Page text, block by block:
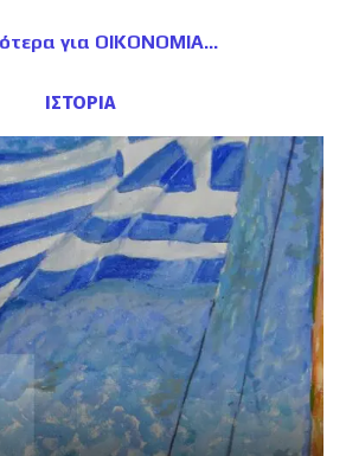
για ΟΙΚΟΝΟΜΙΑ
ΙΣΤΟΡΙΑ